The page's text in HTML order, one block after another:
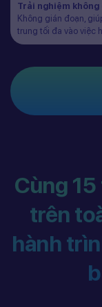
Trải nghiệm không
Không gián đoạn,
trung tối đa vào việc
Cùng
trên
hành